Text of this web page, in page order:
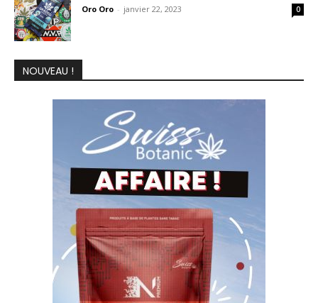
Oro Oro - janvier 22, 2023 0
NOUVEAU !